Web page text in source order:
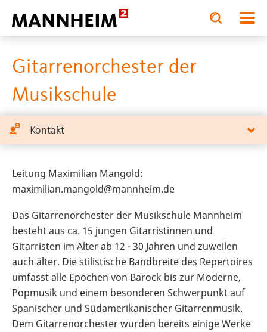
Toggle
search
input
Toggle
search
input
Gitarrenorchester der
Musikschule
Kontakt
Leitung Maximilian Mangold:
maximilian.mangold@mannheim.de
Das Gitarrenorchester der Musikschule Mannheim
besteht aus ca. 15 jungen Gitarristinnen und
Gitarristen im Alter ab 12 - 30 Jahren und zuweilen
auch älter. Die stilistische Bandbreite des Repertoires
umfasst alle Epochen von Barock bis zur Moderne,
Popmusik und einem besonderen Schwerpunkt auf
Spanischer und Südamerikanischer Gitarrenmusik.
Dem Gitarrenorchester wurden bereits einige Werke